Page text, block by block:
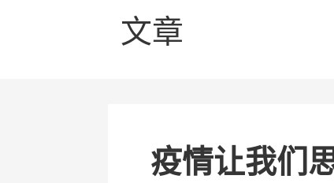
文章
疫情让我们